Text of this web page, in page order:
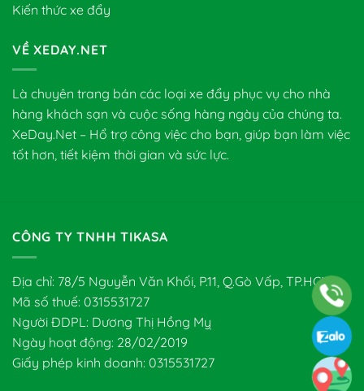
Kiến thức xe đẩy
VỀ XEDAY.NET
Là chuyên trang bán các loại xe đẩy phục vụ cho nhà
hàng khách sạn và cuộc sống hàng ngày của chúng ta.
XeDay.Net – Hổ trợ công việc cho bạn, giúp bạn làm việc
tốt hơn, tiết kiệm thời gian và sức lực.
CÔNG TY TNHH TIKASA
Địa chỉ: 78/5 Nguyễn Văn Khối, P.11, Q.Gò Vấp, TP.HCM
Mã số thuế: 0315531727
Người ĐDPL: Dương Thị Hồng Mỵ
Ngày hoạt động: 28/02/2019
Giấy phép kinh doanh: 0315531727